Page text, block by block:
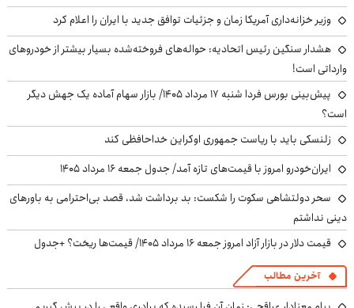
وزیر خزانه‌داری آمریکا زمان و جزئیات توافق جدید با ایران را اعلام کرد
هشدار سنگین رئیس اتحادیه: حواله‌های فروخته‌شده بسیار بیشتر از خودروهای
وارداتی است!
پیش‌بینی بورس فردا شنبه ۱۷ مرداد ۱۴۰۵/ بازار سهام آماده یک جهش دیگر
است؟
زلنسکی باید با ریاست جمهوری اوکراین خداحافظی کند
ایران‌خودرو امروز با قیمت‌های تازه آمد/ جدول جمعه ۱۶ مرداد ۱۴۰۵
سحر دولتشاهی سکوت را شکست: بد برداشت شد، قصد بی‌احترامی به باورهای
دینی نداشتم
قیمت دلار در بازار آزاد امروز جمعه ۱۶ مرداد ۱۴۰۵/ قیمت‌ها ریخت؟ +جدول
آخرین مطالب